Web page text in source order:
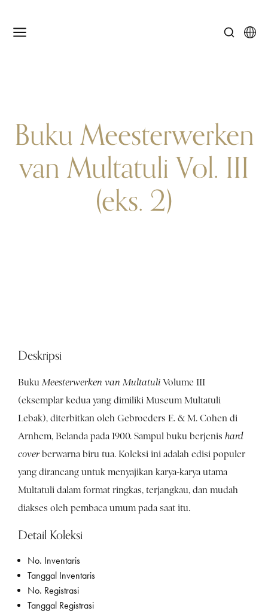
Buku Meesterwerken
van Multatuli Vol. III
(eks. 2)
Deskripsi
Buku Meesterwerken van Multatuli Volume III
(eksemplar kedua yang dimiliki Museum Multatuli
Lebak), diterbitkan oleh Gebroeders E. & M. Cohen di
Arnhem, Belanda pada 1900. Sampul buku berjenis hard
coverberwarna biru tua. Koleksi ini adalah edisi populer
yang dirancang untuk menyajikan karya-karya utama
Multatuli dalam format ringkas, terjangkau, dan mudah
diakses oleh pembaca umum pada saat itu.
Detail Koleksi
No. Inventaris
Tanggal Inventaris
No. Registrasi
Tanggal Registrasi